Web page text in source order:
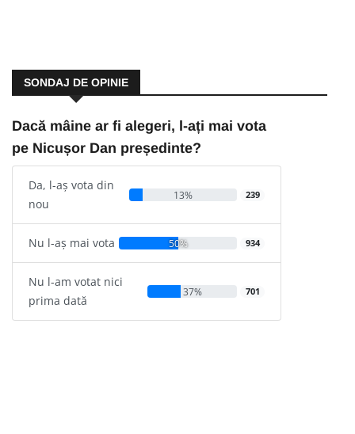
SONDAJ DE OPINIE
Dacă mâine ar fi alegeri, l-ați mai vota
pe Nicușor Dan președinte?
Da, l-aș vota din
nou
13% 239
Nu l-aș mai vota 50% 934
Nu l-am votat nici
prima dată
37% 701